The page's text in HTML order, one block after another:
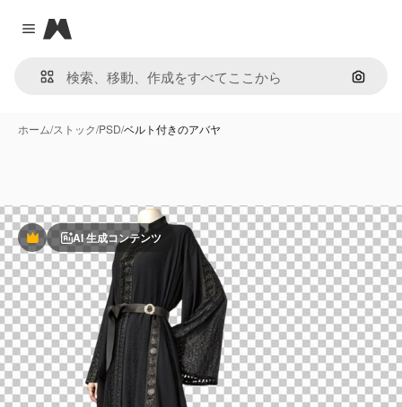
Close menu
Magnific
画像で
ホーム/ストック/PSD/ベルト付きのアバヤ
PremiumAI 生成コンテンツ